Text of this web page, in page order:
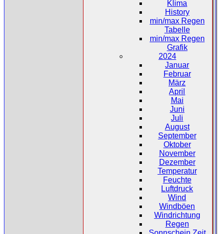
Klima
History
min/max Regen
Tabelle
min/max Regen
Grafik
2024
Januar
Februar
März
April
Mai
Juni
Juli
August
September
Oktober
November
Dezember
Temperatur
Feuchte
Luftdruck
Wind
Windböen
Windrichtung
Regen